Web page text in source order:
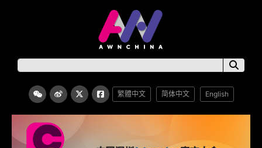
繁體中文 简体中文 English